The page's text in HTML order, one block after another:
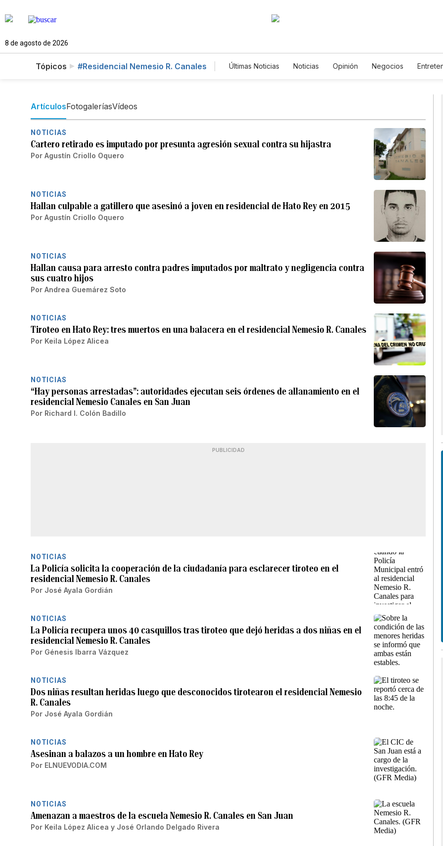
8 de agosto de 2026
Tópicos #Residencial Nemesio R. Canales Últimas Noticias Noticias Opinión Negocios
ArtículosFotogaleríasVídeos
NOTICIAS
Cartero retirado es imputado por presunta agresión sexual contra su hijastra
Por Agustín Criollo Oquero
NOTICIAS
Hallan culpable a gatillero que asesinó a joven en residencial de Hato Rey en 2015
Por Agustín Criollo Oquero
NOTICIAS
Hallan causa para arresto contra padres imputados por maltrato y negligencia contra
sus cuatro hijos
Por Andrea Guemárez Soto
NOTICIAS
Tiroteo en Hato Rey: tres muertos en una balacera en el residencial Nemesio R. Canales
Por Keila López Alicea
NOTICIAS
“Hay personas arrestadas”: autoridades ejecutan seis órdenes de allanamiento en el
residencial Nemesio Canales en San Juan
Por Richard I. Colón Badillo
PUBLICIDAD
NOTICIAS
La Policía solicita la cooperación de la ciudadanía para esclarecer tiroteo en el
residencial Nemesio R. Canales
Por José Ayala Gordián
NOTICIAS
La Policía recupera unos 40 casquillos tras tiroteo que dejó heridas a dos niñas en el
residencial Nemesio R. Canales
Por Génesis Ibarra Vázquez
NOTICIAS
Dos niñas resultan heridas luego que desconocidos tirotearon el residencial Nemesio
R. Canales
Por José Ayala Gordián
NOTICIAS
Asesinan a balazos a un hombre en Hato Rey
Por ELNUEVODIA.COM
NOTICIAS
Amenazan a maestros de la escuela Nemesio R. Canales en San Juan
Por Keila López Alicea y José Orlando Delgado Rivera